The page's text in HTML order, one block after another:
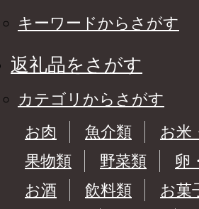
キーワードからさがす
返礼品をさがす
カテゴリからさがす
お肉
魚介類
お米
果物類
野菜類
卵
お酒
飲料類 お菓